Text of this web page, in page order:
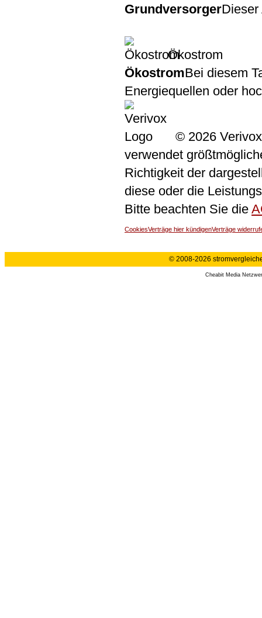
GrundversorgerDieser
Ökostrom
ÖkostromBei diesem
Energiequellen oder
© 2026
verwendet
Richtigkeit der
diese oder die
Bitte beachten Sie die
CookiesVerträge hier kündigenVerträge
© 2008-2026
Cheabit Media